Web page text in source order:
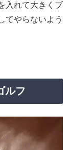
入れて大きくブ
てやらないよう
ルフ